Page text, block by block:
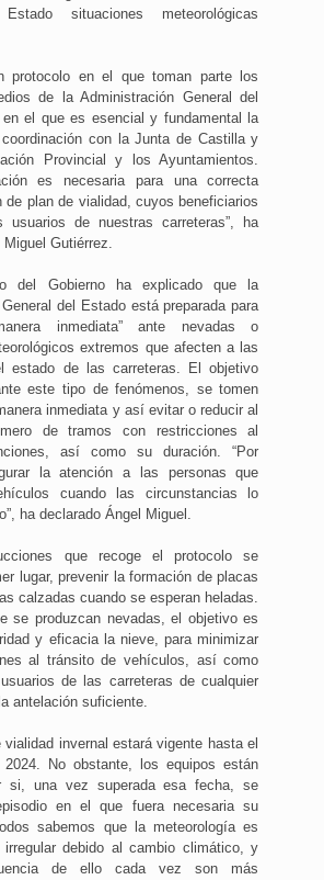
situaciones meteorológicas
protocolo en el que toman parte los
de la Administración General del
en el que es esencial y fundamental la
con la Junta de Castilla y
Provincial y los Ayuntamientos.
es necesaria para una correcta
de plan de vialidad, cuyos beneficiarios
usuarios de nuestras carreteras”, ha
Gutiérrez.
del Gobierno ha explicado que la
del Estado está preparada para
inmediata” ante nevadas o
extremos que afecten a las
estado de las carreteras. El objetivo
este tipo de fenómenos, se tomen
inmediata y así evitar o reducir al
de tramos con restricciones al
así como su duración. “Por
la atención a las personas que
cuando las circunstancias lo
ha declarado Ángel Miguel.
que recoge el protocolo se
lugar, prevenir la formación de placas
calzadas cuando se esperan heladas.
se produzcan nevadas, el objetivo es
y eficacia la nieve, para minimizar
al tránsito de vehículos, así como
de las carreteras de cualquier
antelación suficiente.
vialidad invernal estará vigente hasta el
No obstante, los equipos están
si, una vez superada esa fecha, se
en el que fuera necesaria su
sabemos que la meteorología es
debido al cambio climático, y
de ello cada vez son más